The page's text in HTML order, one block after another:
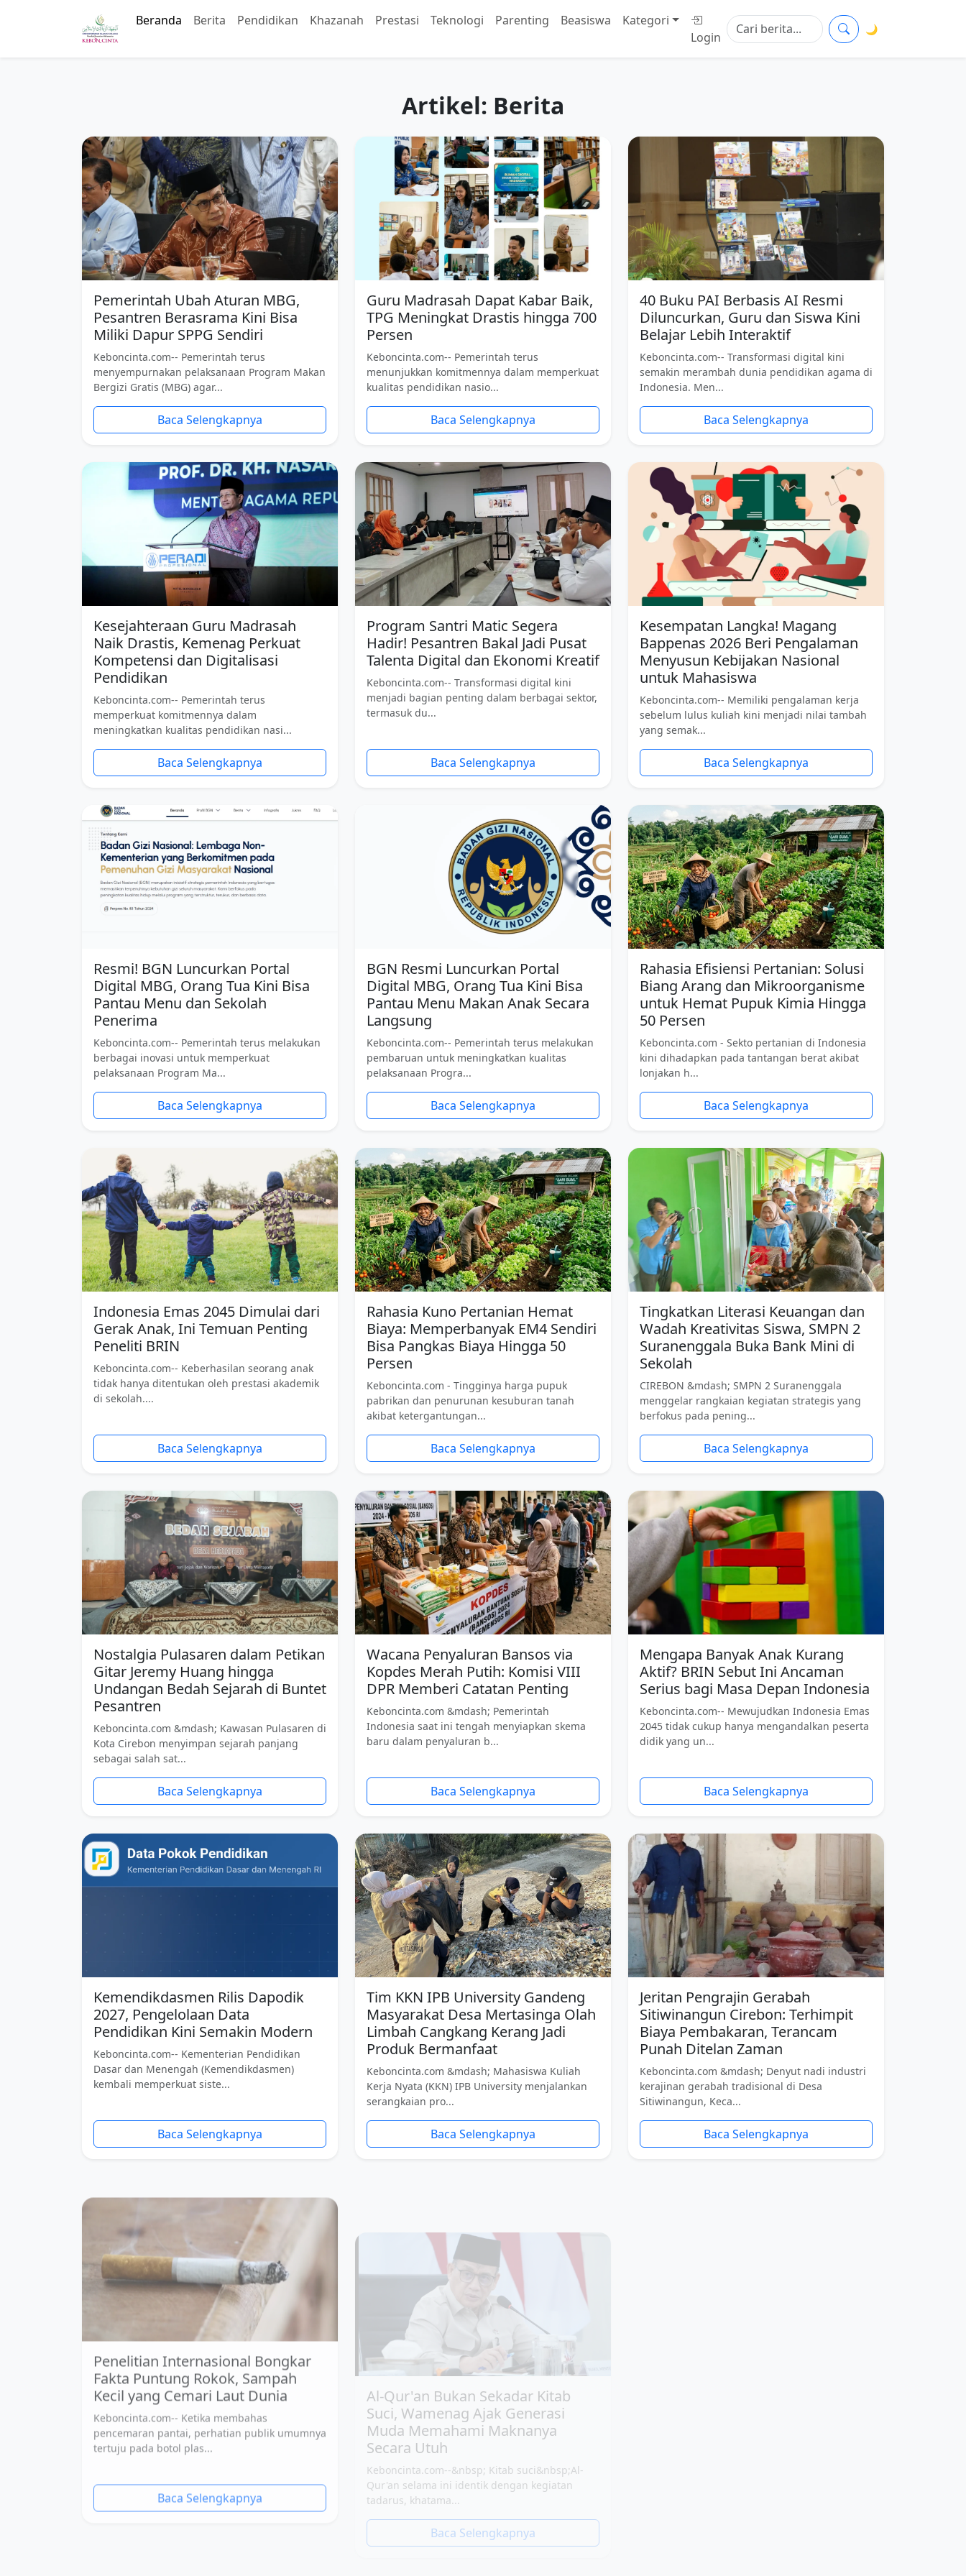
Beranda Berita Pendidikan Khazanah Prestasi Teknologi Parenting Beasiswa
Kategori
Login
🌙
Artikel: Berita
Pemerintah Ubah Aturan MBG,
Pesantren Berasrama Kini Bisa
Miliki Dapur SPPG Sendiri
Keboncinta.com-- Pemerintah terus
menyempurnakan pelaksanaan Program Makan
Bergizi Gratis (MBG) agar...
Baca Selengkapnya
Guru Madrasah Dapat Kabar Baik,
TPG Meningkat Drastis hingga 700
Persen
Keboncinta.com-- Pemerintah terus
menunjukkan komitmennya dalam memperkuat
kualitas pendidikan nasio...
Baca Selengkapnya
40 Buku PAI Berbasis AI Resmi
Diluncurkan, Guru dan Siswa Kini
Belajar Lebih Interaktif
Keboncinta.com-- Transformasi digital kini
semakin merambah dunia pendidikan agama di
Indonesia. Men...
Baca Selengkapnya
Kesejahteraan Guru Madrasah
Naik Drastis, Kemenag Perkuat
Kompetensi dan Digitalisasi
Pendidikan
Keboncinta.com-- Pemerintah terus
memperkuat komitmennya dalam
meningkatkan kualitas pendidikan nasi...
Baca Selengkapnya
Program Santri Matic Segera
Hadir! Pesantren Bakal Jadi Pusat
Talenta Digital dan Ekonomi Kreatif
Keboncinta.com-- Transformasi digital kini
menjadi bagian penting dalam berbagai sektor,
termasuk du...
Baca Selengkapnya
Kesempatan Langka! Magang
Bappenas 2026 Beri Pengalaman
Menyusun Kebijakan Nasional
untuk Mahasiswa
Keboncinta.com-- Memiliki pengalaman kerja
sebelum lulus kuliah kini menjadi nilai tambah
yang semak...
Baca Selengkapnya
Resmi! BGN Luncurkan Portal
Digital MBG, Orang Tua Kini Bisa
Pantau Menu dan Sekolah
Penerima
Keboncinta.com-- Pemerintah terus melakukan
berbagai inovasi untuk memperkuat
pelaksanaan Program Ma...
Baca Selengkapnya
BGN Resmi Luncurkan Portal
Digital MBG, Orang Tua Kini Bisa
Pantau Menu Makan Anak Secara
Langsung
Keboncinta.com-- Pemerintah terus melakukan
pembaruan untuk meningkatkan kualitas
pelaksanaan Progra...
Baca Selengkapnya
Rahasia Efisiensi Pertanian: Solusi
Biang Arang dan Mikroorganisme
untuk Hemat Pupuk Kimia Hingga
50 Persen
Keboncinta.com - Sekto pertanian di Indonesia
kini dihadapkan pada tantangan berat akibat
lonjakan h...
Baca Selengkapnya
Indonesia Emas 2045 Dimulai dari
Gerak Anak, Ini Temuan Penting
Peneliti BRIN
Keboncinta.com-- Keberhasilan seorang anak
tidak hanya ditentukan oleh prestasi akademik
di sekolah....
Baca Selengkapnya
Rahasia Kuno Pertanian Hemat
Biaya: Memperbanyak EM4 Sendiri
Bisa Pangkas Biaya Hingga 50
Persen
Keboncinta.com - Tingginya harga pupuk
pabrikan dan penurunan kesuburan tanah
akibat ketergantungan...
Baca Selengkapnya
Tingkatkan Literasi Keuangan dan
Wadah Kreativitas Siswa, SMPN 2
Suranenggala Buka Bank Mini di
Sekolah
CIREBON &mdash; SMPN 2 Suranenggala
menggelar rangkaian kegiatan strategis yang
berfokus pada pening...
Baca Selengkapnya
Nostalgia Pulasaren dalam Petikan
Gitar Jeremy Huang hingga
Undangan Bedah Sejarah di Buntet
Pesantren
Keboncinta.com &mdash; Kawasan Pulasaren di
Kota Cirebon menyimpan sejarah panjang
sebagai salah sat...
Baca Selengkapnya
Wacana Penyaluran Bansos via
Kopdes Merah Putih: Komisi VIII
DPR Memberi Catatan Penting
Keboncinta.com &mdash; Pemerintah
Indonesia saat ini tengah menyiapkan skema
baru dalam penyaluran b...
Baca Selengkapnya
Mengapa Banyak Anak Kurang
Aktif? BRIN Sebut Ini Ancaman
Serius bagi Masa Depan Indonesia
Keboncinta.com-- Mewujudkan Indonesia Emas
2045 tidak cukup hanya mengandalkan peserta
didik yang un...
Baca Selengkapnya
Kemendikdasmen Rilis Dapodik
2027, Pengelolaan Data
Pendidikan Kini Semakin Modern
Keboncinta.com-- Kementerian Pendidikan
Dasar dan Menengah (Kemendikdasmen)
kembali memperkuat siste...
Baca Selengkapnya
Tim KKN IPB University Gandeng
Masyarakat Desa Mertasinga Olah
Limbah Cangkang Kerang Jadi
Produk Bermanfaat
Keboncinta.com &mdash; Mahasiswa Kuliah
Kerja Nyata (KKN) IPB University menjalankan
serangkaian pro...
Baca Selengkapnya
Jeritan Pengrajin Gerabah
Sitiwinangun Cirebon: Terhimpit
Biaya Pembakaran, Terancam
Punah Ditelan Zaman
Keboncinta.com &mdash; Denyut nadi industri
kerajinan gerabah tradisional di Desa
Sitiwinangun, Keca...
Baca Selengkapnya
Penelitian Internasional Bongkar
Fakta Puntung Rokok, Sampah
Kecil yang Cemari Laut Dunia
Keboncinta.com-- Ketika membahas
pencemaran pantai, perhatian publik umumnya
tertuju pada botol plas...
Al-Qur'an Bukan Sekadar Kitab
Suci, Wamenag Ajak Generasi
Muda Memahami Maknanya
Secara Utuh
Keboncinta.com--&nbsp; Kitab suci&nbsp;Al-
Qur'an selama ini identik dengan kegiatan
tadarus, khatama...
Baca Selengkapnya